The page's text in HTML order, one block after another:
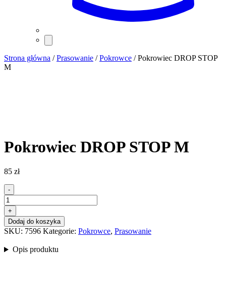
Strona główna /Prasowanie /Pokrowce / Pokrowiec DROP STOP
M
Pokrowiec DROP STOP M
85 zł
-
ilość
Pokrowiec
DROP
STOP
M
+
Dodaj do koszyka
SKU: 7596 Kategorie: Pokrowce, Prasowanie
Opis produktu